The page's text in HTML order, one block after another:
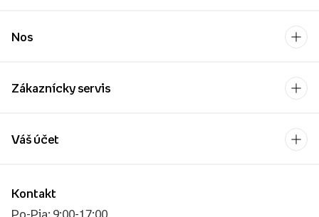
Nos
Zákaznícky servis
Kontakt
Po-Pia: 9:00-17:00
Váš účet